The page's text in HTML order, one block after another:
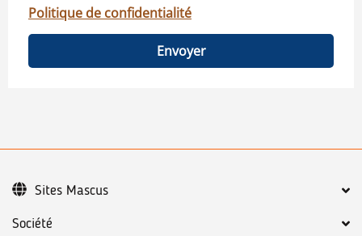
Politique de confidentialité
Envoyer
Société
Sites Mascus